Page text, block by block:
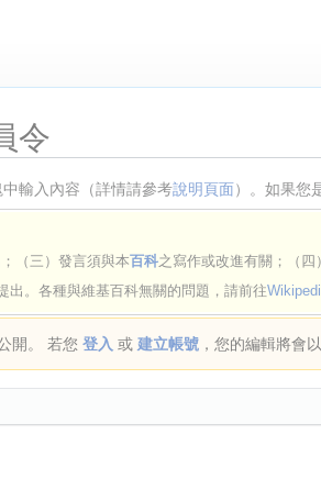
令
輸入內容（詳情請參考說明頁面）。如果您
；（三）發言須與本 百科之寫作或改進有關；（四
出。各種與維基百科無關的問題，請前往
開。 若您 登入 或 建立帳號 ，您的編輯將會